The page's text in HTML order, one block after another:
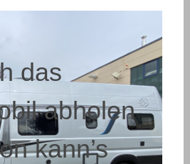
das
abholen
kann’s